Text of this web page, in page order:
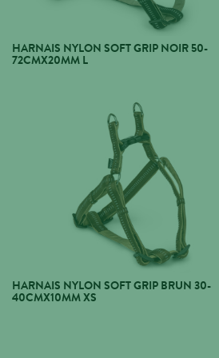
HARNAIS NYLON SOFT GRIP NOIR 50-
72CMX20MM L
HARNAIS NYLON SOFT GRIP BRUN 30-
40CMX10MM XS